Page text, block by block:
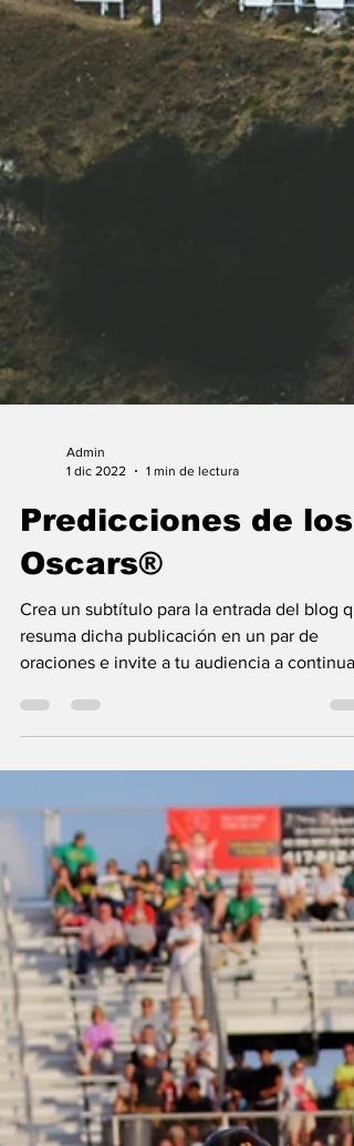
1 dic 2022
1 min de lectura
Predicciones de los
Oscars®
Crea un subtítulo para la entrada del blog
resuma dicha publicación en un par de
oraciones e invite a tu audiencia a